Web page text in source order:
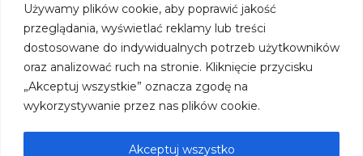
Używamy plików cookie, aby poprawić jakość
przeglądania, wyświetlać reklamy lub treści
dostosowane do indywidualnych potrzeb użytkowników
oraz analizować ruch na stronie. Kliknięcie przycisku
„Akceptuj wszystkie” oznacza zgodę na
wykorzystywanie przez nas plików cookie.
Akceptuj wszystko